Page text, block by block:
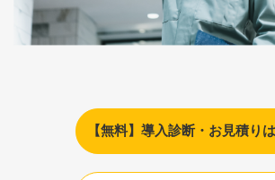
【無料】導入診断・お見積り